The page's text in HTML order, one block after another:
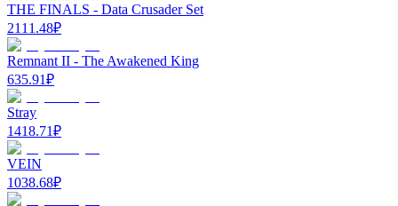
THE FINALS - Data Crusader Set
2111.48₽
Remnant II - The Awakened King
635.91₽
Stray
1418.71₽
VEIN
1038.68₽